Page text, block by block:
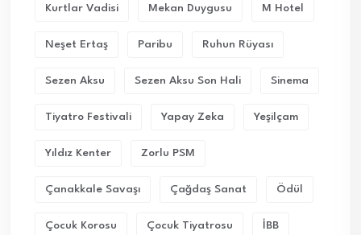
Kurtlar Vadisi Mekan Duygusu M Hotel
Neşet Ertaş Paribu Ruhun Rüyası
Sezen Aksu Sezen Aksu Son Hali Sinema
Tiyatro Festivali Yapay Zeka Yeşilçam
Yıldız Kenter Zorlu PSM
Çanakkale Savaşı Çağdaş Sanat Ödül
Çocuk Korosu Çocuk Tiyatrosu İBB